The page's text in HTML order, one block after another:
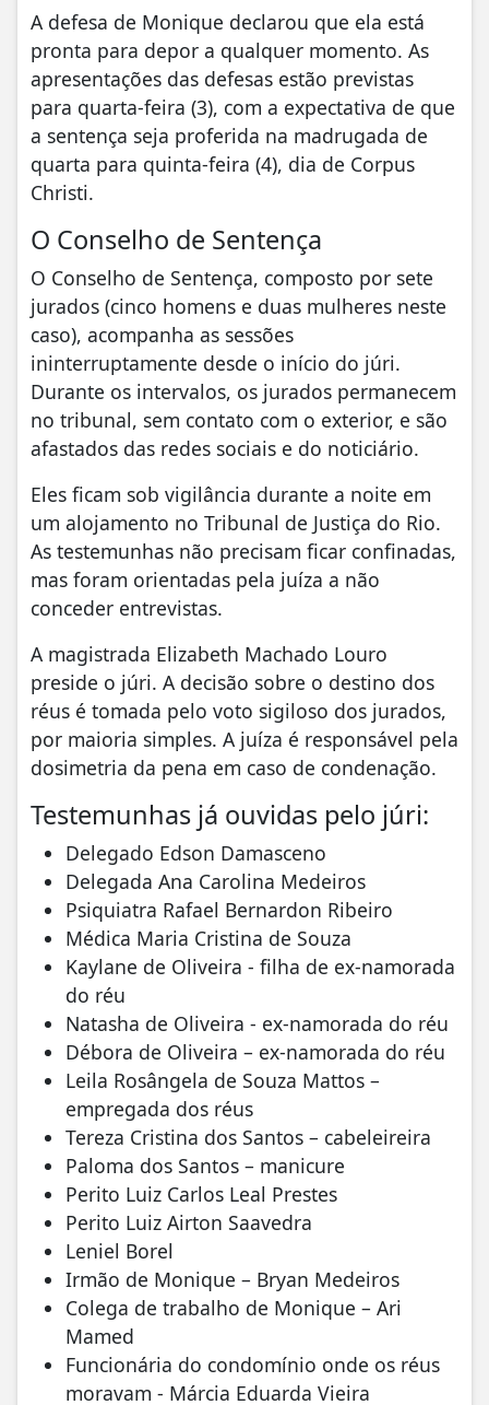
A defesa de Monique declarou que ela está
pronta para depor a qualquer momento. As
apresentações das defesas estão previstas
para quarta-feira (3), com a expectativa de que
a sentença seja proferida na madrugada de
quarta para quinta-feira (4), dia de Corpus
Christi.
O Conselho de Sentença
O Conselho de Sentença, composto por sete
jurados (cinco homens e duas mulheres neste
caso), acompanha as sessões
ininterruptamente desde o início do júri.
Durante os intervalos, os jurados permanecem
no tribunal, sem contato com o exterior, e são
afastados das redes sociais e do noticiário.
Eles ficam sob vigilância durante a noite em
um alojamento no Tribunal de Justiça do Rio.
As testemunhas não precisam ficar confinadas,
mas foram orientadas pela juíza a não
conceder entrevistas.
A magistrada Elizabeth Machado Louro
preside o júri. A decisão sobre o destino dos
réus é tomada pelo voto sigiloso dos jurados,
por maioria simples. A juíza é responsável pela
dosimetria da pena em caso de condenação.
Testemunhas já ouvidas pelo júri:
Delegado Edson Damasceno
Delegada Ana Carolina Medeiros
Psiquiatra Rafael Bernardon Ribeiro
Médica Maria Cristina de Souza
Kaylane de Oliveira - filha de ex-namorada
do réu
Natasha de Oliveira - ex-namorada do réu
Débora de Oliveira – ex-namorada do réu
Leila Rosângela de Souza Mattos –
empregada dos réus
Tereza Cristina dos Santos – cabeleireira
Paloma dos Santos – manicure
Perito Luiz Carlos Leal Prestes
Perito Luiz Airton Saavedra
Leniel Borel
Irmão de Monique – Bryan Medeiros
Colega de trabalho de Monique – Ari
Mamed
Funcionária do condomínio onde os réus
moravam - Márcia Eduarda Vieira